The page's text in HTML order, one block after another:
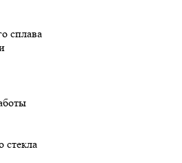
сплава
стекла